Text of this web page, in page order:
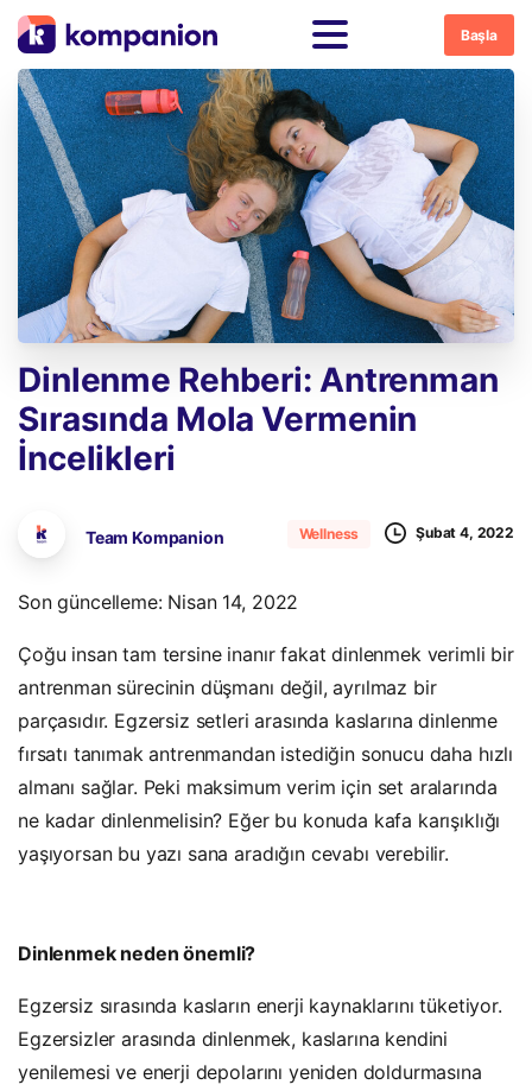
Başla
Dinlenme Rehberi: Antrenman
Sırasında Mola Vermenin
İncelikleri
Team Kompanion Wellness Şubat 4, 2022
Son güncelleme: Nisan 14, 2022
Çoğu insan tam tersine inanır fakat dinlenmek verimli bir
antrenman sürecinin düşmanı değil, ayrılmaz bir
parçasıdır. Egzersiz setleri arasında kaslarına dinlenme
fırsatı tanımak antrenmandan istediğin sonucu daha hızlı
almanı sağlar. Peki maksimum verim için set aralarında
ne kadar dinlenmelisin? Eğer bu konuda kafa karışıklığı
yaşıyorsan bu yazı sana aradığın cevabı verebilir.
Dinlenmek neden önemli?
Egzersiz sırasında kasların enerji kaynaklarını tüketiyor.
Egzersizler arasında dinlenmek, kaslarına kendini
yenilemesi ve enerji depolarını yeniden doldurmasına